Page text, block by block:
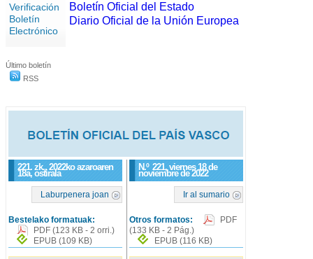
Verificación
Boletín
Electrónico
Último boletín
RSS
221. zk., 2022ko azaroaren
18a, ostirala
N.º 221, viernes 18 de
noviembre de 2022
Laburpenera joan
Bestelako formatuak:
PDF (123 KB - 2 orri.)
EPUB (109 KB)
Ir al sumario
Otros formatos:
PDF
(133 KB - 2 Pág.)
EPUB(116 KB)
Boletín Oficial del Estado
Diario Oficial de la Unión Europea